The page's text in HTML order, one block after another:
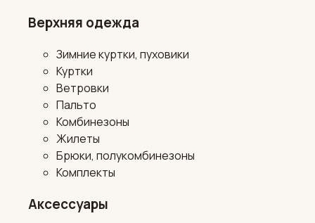
Верхняя одежда
Зимние куртки, пуховики
Куртки
Ветровки
Пальто
Комбинезоны
Жилеты
Брюки, полукомбинезоны
Комплекты
Аксессуары